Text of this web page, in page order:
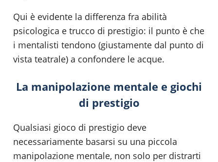
Qui è evidente la differenza fra abilità
psicologica e trucco di prestigio: il punto è che
i mentalisti tendono (giustamente dal punto di
vista teatrale) a confondere le acque.
La manipolazione mentale e giochi
di prestigio
Qualsiasi gioco di prestigio deve
necessariamente basarsi su una piccola
manipolazione mentale, non solo per distrarti